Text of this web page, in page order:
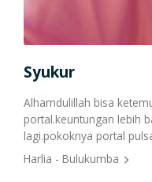
Cetak
Syukur
Alhamdulillah bisa
portal.keuntungan lebih
lagi.pokoknya portal
Harlia - Bulukumba